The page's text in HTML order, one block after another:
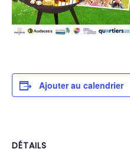
Ajouter au calendrier
DÉTAILS